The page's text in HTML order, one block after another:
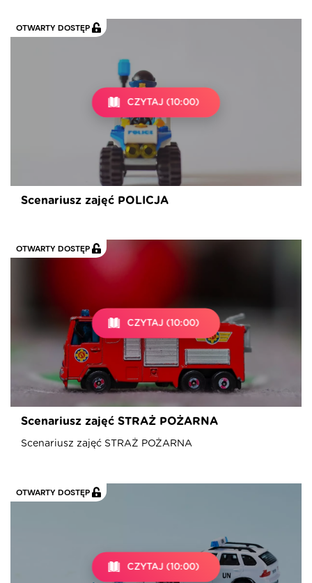
OTWARTY DOSTĘP
CZYTAJ (10:00)
Scenariusz zajęć POLICJA
OTWARTY DOSTĘP
CZYTAJ (10:00)
Scenariusz zajęć STRAŻ POŻARNA
Scenariusz zajęć STRAŻ POŻARNA
OTWARTY DOSTĘP
CZYTAJ (10:00)